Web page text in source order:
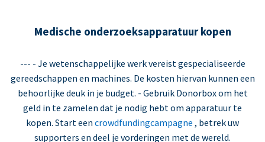
Medische onderzoeksapparatuur kopen
--- - Je wetenschappelijke werk vereist gespecialiseerde
gereedschappen en machines. De kosten hiervan kunnen een
behoorlijke deuk in je budget. - Gebruik Donorbox om het
geld in te zamelen dat je nodig hebt om apparatuur te
kopen. Start een crowdfundingcampagne , betrek uw
supporters en deel je vorderingen met de wereld.